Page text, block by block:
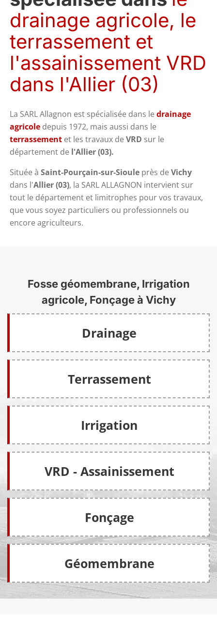
drainage agricole, le
terrassement et
l'assainissement VRD
dans l'Allier (03)
La SARL Allagnon est spécialisée dans le drainage
agricole depuis 1972, mais aussi dans le
terrassement et les travaux de VRD sur le
département de l'Allier (03).
Située à Saint-Pourçain-sur-Sioule près de Vichy
dans l'Allier (03), la SARL ALLAGNON intervient sur
tout le département et limitrophes pour vos travaux,
que vous soyez particuliers ou professionnels ou
encore agriculteurs.
Fosse géomembrane, Irrigation
agricole, Fonçage à Vichy
Drainage
Terrassement
Irrigation
VRD - Assainissement
Fonçage
Géomembrane